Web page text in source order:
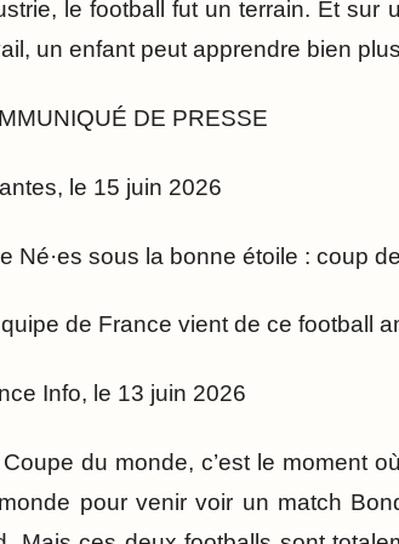
le football fut un terrain. Et sur
un enfant peut apprendre bien
DE PRESSE
le 15 juin 2026
Né·es sous la bonne étoile : coup
de France vient de ce football
Info, le 13 juin 2026
Coupe du monde, c’est le moment
pour venir voir un match